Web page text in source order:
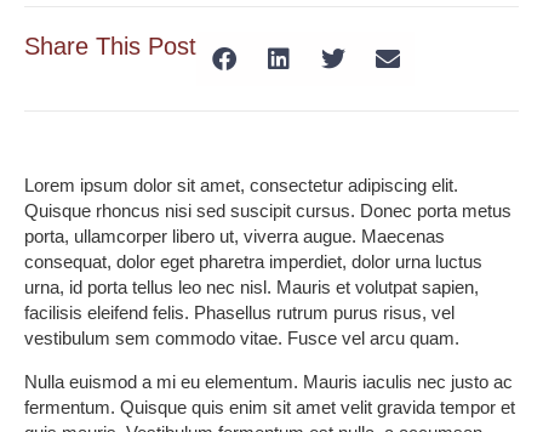
Share This Post
Lorem ipsum dolor sit amet, consectetur adipiscing elit.
Quisque rhoncus nisi sed suscipit cursus. Donec porta metus
porta, ullamcorper libero ut, viverra augue. Maecenas
consequat, dolor eget pharetra imperdiet, dolor urna luctus
urna, id porta tellus leo nec nisl. Mauris et volutpat sapien,
facilisis eleifend felis. Phasellus rutrum purus risus, vel
vestibulum sem commodo vitae. Fusce vel arcu quam.
Nulla euismod a mi eu elementum. Mauris iaculis nec justo ac
fermentum. Quisque quis enim sit amet velit gravida tempor et